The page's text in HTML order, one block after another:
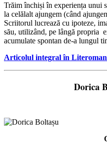
Trăim închiși în experiența unui
la celălalt ajungem (când
Scriitorul lucrează cu ipoteze,
său, utilizând, pe lângă propria
acumulate spontan de-a lungul
Articolul integral în
Dorica